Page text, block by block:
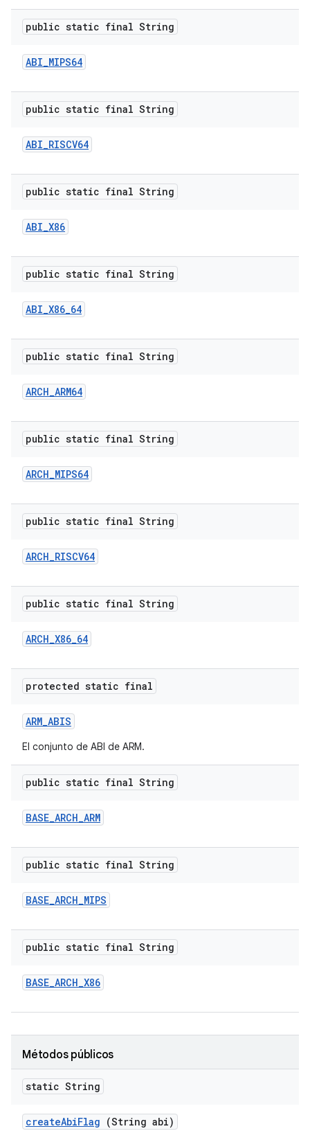
public static final String
ABI_MIPS64
public static final String
ABI_RISCV64
public static final String
ABI_X86
public static final String
ABI_X86_64
public static final String
ARCH_ARM64
public static final String
ARCH_MIPS64
public static final String
ARCH_RISCV64
public static final String
ARCH_X86_64
protected static final
ARM_ABIS
El conjunto de ABI de ARM.
public static final String
BASE_ARCH_ARM
public static final String
BASE_ARCH_MIPS
public static final String
BASE_ARCH_X86
Métodos públicos
static String
createAbiFlag (String abi)